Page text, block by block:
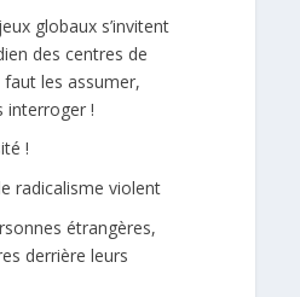
globaux s’invitent
des centres de
les assumer,
interroger !
!
radicalisme violent
étrangères,
derrière leurs